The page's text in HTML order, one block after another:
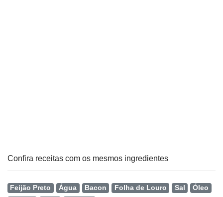
Confira receitas com os mesmos ingredientes
Feijão Preto Água Bacon Folha de Louro Sal
Óleo